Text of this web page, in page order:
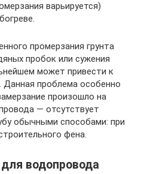
варьируется)
промерзания грунта
пробок или сужения
может привести к
проблема особенно
произошло на
— отсутствует
обычными способами: при
фена.
водопровода